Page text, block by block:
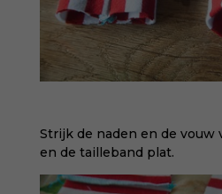
Strijk de naden en de vouw
en de tailleband plat.